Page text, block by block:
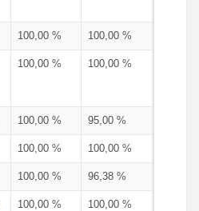
100,00 % 100,00 %
100,00 % 100,00 %
100,00 % 95,00 %
100,00 % 100,00 %
100,00 % 96,38 %
100,00 % 100,00 %